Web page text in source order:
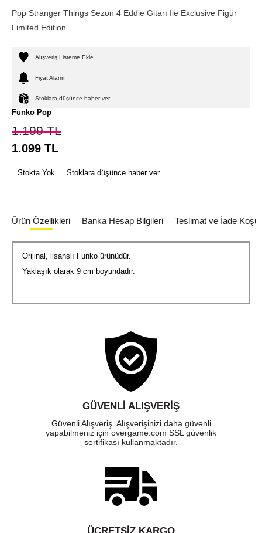
Pop Stranger Things Sezon 4 Eddie Gitarı Ile Exclusive Figür
Limited Edition
Alışveriş Listeme Ekle
Fiyat Alarmı
Stoklara düşünce haber ver
Funko Pop
1.199TL
1.099 TL
Stokta Yok Stoklara düşünce haber ver
Ürün Özellikleri Banka Hesap Bilgileri Teslimat ve İade
Orijinal, lisanslı Funko ürünüdür.
Yaklaşık olarak 9 cm boyundadır.
GÜVENLI ALIŞVERIŞ
Güvenli Alışveriş. Alışverişinizi daha güvenli
yapabilmeniz için overgame.com SSL güvenlik
sertifikası kullanmaktadır.